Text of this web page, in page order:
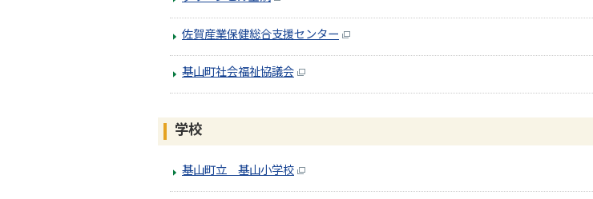
佐賀産業保健総合支援センター
基山町社会福祉協議会
学校
基山町立 基山小学校